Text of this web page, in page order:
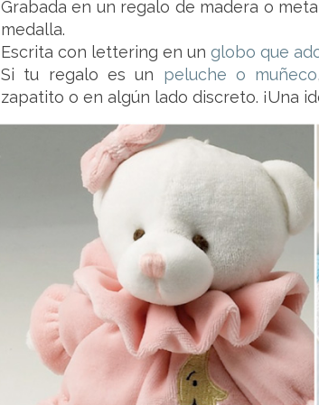
Grabada en un regalo de madera o
medalla.
Escrita con lettering en un globo que
Si tu regalo es un peluche o muñeco
zapatito o en algún lado discreto. ¡Una